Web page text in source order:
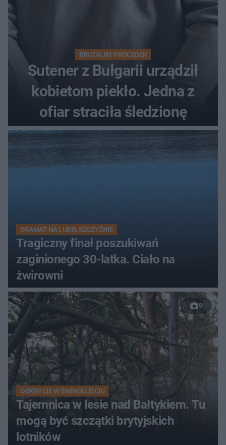
BRUTALNY PROCEDER
Sutener z Bułgarii urządził
kobietom piekło. Jedna z
ofiar straciła śledzionę
DRAMAT NA LUBELSZCZYŹNIE
Tragiczny finał poszukiwań
zaginionego 30-latka. Ciało na
żwirowni
9
ODKRYCIE W ŚWINOUJŚCIU
Tajemnica w lesie nad Bałtykiem. Tu
mogą być szczątki brytyjskich
lotników